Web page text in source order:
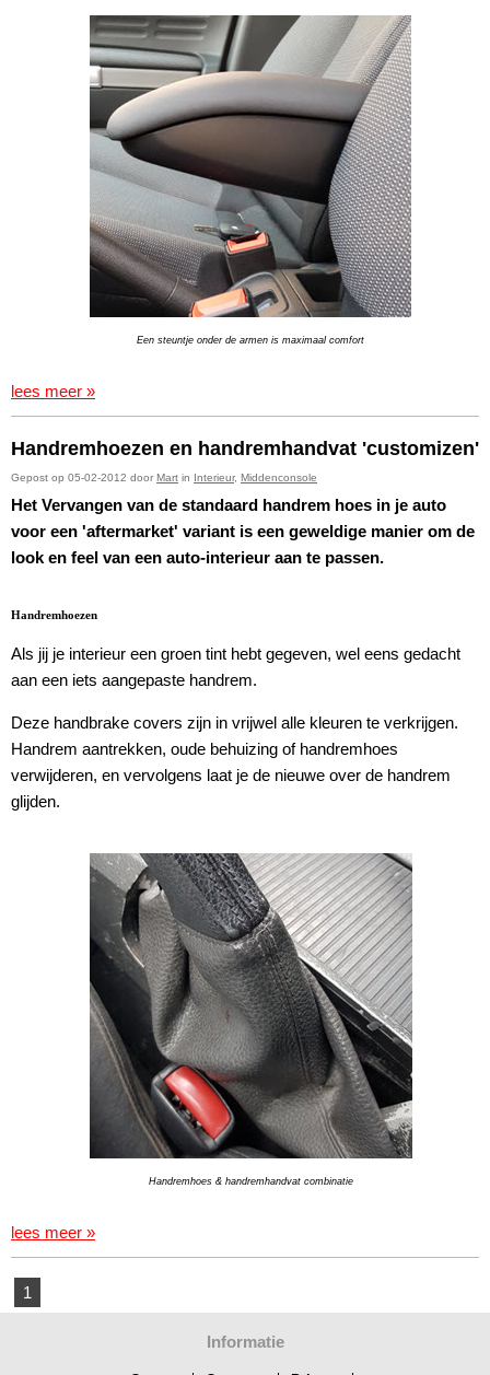
Een steuntje onder de armen is maximaal comfort
lees meer »
Handremhoezen en handremhandvat 'customizen'
Gepost op 05-02-2012 door Mart in Interieur, Middenconsole
Het Vervangen van de standaard handrem hoes in je auto
voor een 'aftermarket' variant is een geweldige manier om de
look en feel van een auto-interieur aan te passen.
Handremhoezen
Als jij je interieur een groen tint hebt gegeven, wel eens gedacht
aan een iets aangepaste handrem.
Deze handbrake covers zijn in vrijwel alle kleuren te verkrijgen.
Handrem aantrekken, oude behuizing of handremhoes
verwijderen, en vervolgens laat je de nieuwe over de handrem
glijden.
Handremhoes & handremhandvat combinatie
lees meer »
1
Informatie